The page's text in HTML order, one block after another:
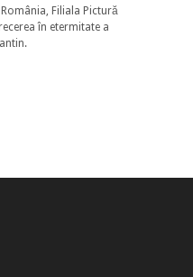
Filiala Pictură
în etermitate a